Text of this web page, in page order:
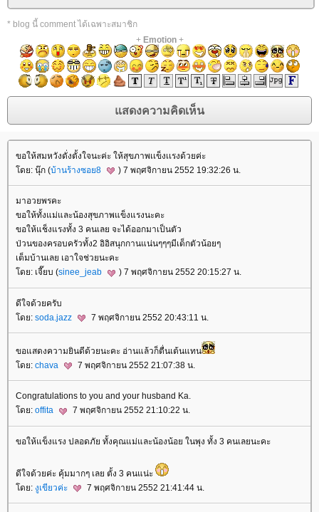
* blog นี้ comment ได้เฉพาะสมาชิก
+ Emotion+
ขอให้สมหวังดั่งตั้งใจนะค่ะ ให้สุขภาพเเข็งเเรงด้วยค่ะ
ดย: นุ๊ก (บ้านร้างซอย8 ) 7 พฤศจิกายน 2552 19:32:26 น.
มาอวยพรคะ
ขอให้ทั้งแม่และน้องสุขภาพแข็งแรงนะคะ
ขอให้แช็งแรงทั้ง 3 คนเลย จะได้ออกมาเป็นตัว
ป่วนของครอบครัวทั้ง2 อิอิสนุกกานแน่นๆๆๆมีเด็กตัวน้อยๆ
เต็มบ้านเลย เอาใจช่วยนะคะ
ดย: เจี๊ยบ (sinee_jeab ) 7 พฤศจิกายน 2552 20:15:27 น.
ดีใจด้วยครับ
ดย: soda.jazz 7 พฤศจิกายน 2552 20:43:11 น.
ขอแสดงความยินดีด้วยนะคะ อ่านแล้วก็ตื่นเต้นแทน
ดย: chava 7 พฤศจิกายน 2552 21:07:38 น.
Congratulations to you and your husband Ka.
ดย: offita 7 พฤศจิกายน 2552 21:10:22 น.
ขอให้แข็งแรง ปลอดภัย ทั้งคุณแม่และน้องน้อย ในพุง ทั้ง 3 คนเลยนะคะ
ดีใจด้วยค่ะ คุ้มมากๆ เลย ตั้ง 3 คนแน่ะ
ดย: งูเขียวค่ะ 7 พฤศจิกายน 2552 21:41:44 น.